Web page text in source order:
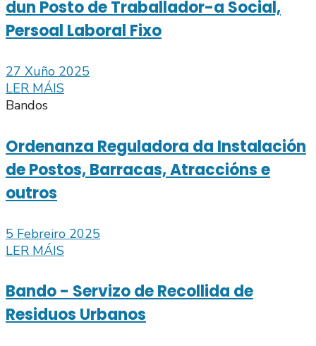
dun Posto de Traballador-a Social,
Persoal Laboral Fixo
27 Xuño 2025
LER MÁIS
Bandos
Ordenanza Reguladora da Instalación
de Postos, Barracas, Atraccións e
outros
5 Febreiro 2025
LER MÁIS
Bando - Servizo de Recollida de
Residuos Urbanos